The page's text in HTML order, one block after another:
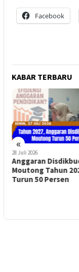
Facebook
KABAR TERBARU
«
28 Juli 2026
Anggaran
Moutong Tahun
Turun 50 Persen